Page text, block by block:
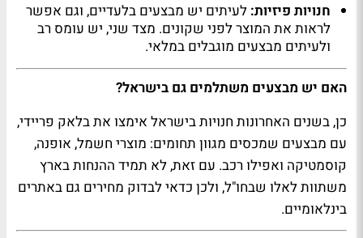
חנויות פיזיות: לעיתים יש מבצעים בלעדיים, וגם אפשר
לראות את המוצר לפני שקונים. מצד שני, יש עומס רב
ולעיתים מבצעים מוגבלים במלאי.
האם יש מבצעים משתלמים גם בישראל?
כן, בשנים האחרונות חנויות בישראל אימצו את בלאק פריידי,
עם מבצעים שמכסים מגוון תחומים: מוצרי חשמל, אופנה,
קוסמטיקה ואפילו רכב. עם זאת, לא תמיד ההנחות בארץ
משתוות לאלו שבחו"ל, ולכן כדאי לבדוק מחירים גם באתרים
בינלאומיים.